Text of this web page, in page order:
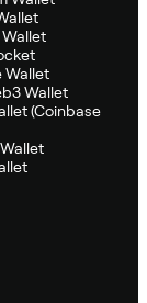
Wallet
Wallet
Wallet
(Coinbase